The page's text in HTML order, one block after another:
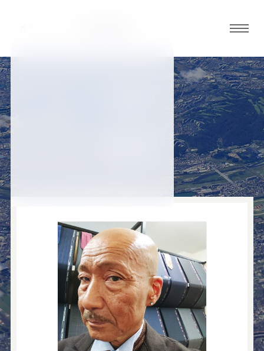
ルメ
ニュ
ーボ
ダ
ー
ス
ー
ダ
ー
ス
ー
ダ
ー
ス
ー
ダ
ー
ス
ー
オ
ー
ス
ー